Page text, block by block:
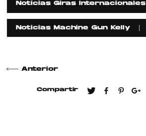
Noticias Giras Internacionales
Noticias Machine Gun Kelly
Anterior
Compartir